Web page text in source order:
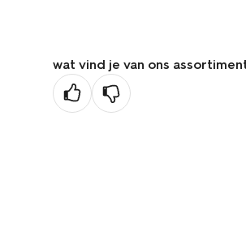
wat vind je van ons